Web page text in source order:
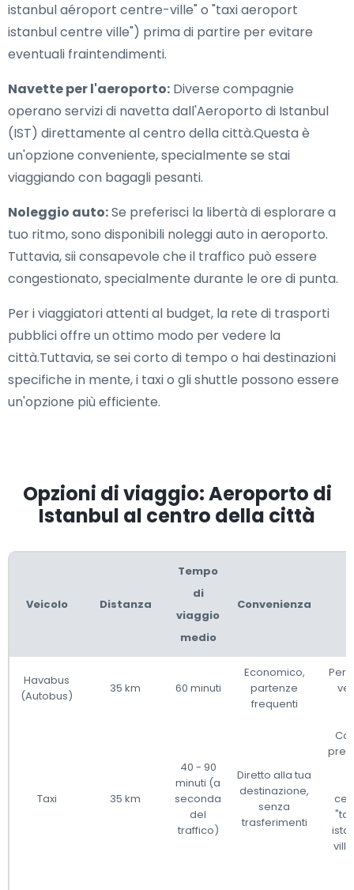
istanbul aéroport centre-ville" o "taxi aeroport
istanbul centre ville") prima di partire per evitare
eventuali fraintendimenti.
Navette per l'aeroporto: Diverse compagnie
operano servizi di navetta dall'Aeroporto di Istanbul
(IST) direttamente al centro della città.Questa è
un'opzione conveniente, specialmente se stai
viaggiando con bagagli pesanti.
Noleggio auto:Se preferisci la libertà di esplorare a
tuo ritmo, sono disponibili noleggi auto in aeroporto.
Tuttavia, sii consapevole che il traffico può essere
congestionato, specialmente durante le ore di punta.
Per i viaggiatori attenti al budget, la rete di trasporti
pubblici offre un ottimo modo per vedere la
città.Tuttavia, se sei corto di tempo o hai destinazioni
specifiche in mente, i taxi o gli shuttle possono essere
un'opzione più efficiente.
Opzioni di viaggio: Aeroporto di
Istanbul al centro della città
Veicolo Distanza
Tempo
di
viaggio
medio
Convenienza
Havabus
(Autobus)
35 km 60 minuti
Economico,
partenze
frequenti
Taxi 35 km
40 - 90
minuti (a
seconda
del
traffico)
Diretto alla tua
destinazione,
senza
trasferimenti